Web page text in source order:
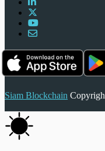
Siam Blockchain